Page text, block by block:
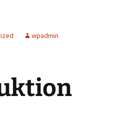
wpadmin